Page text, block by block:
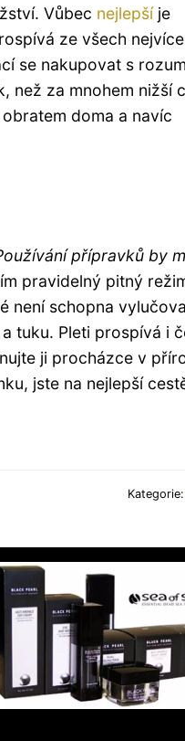
Vůbec nejlepšíje
ze všech
se nakupovat s
než za mnohem nižší
doma a navíc
přípravků by
pravidelný pitný
není schopna
tuku. Pleti prospívá i
ji procházce v
jste na nejlepší
Kategorie: